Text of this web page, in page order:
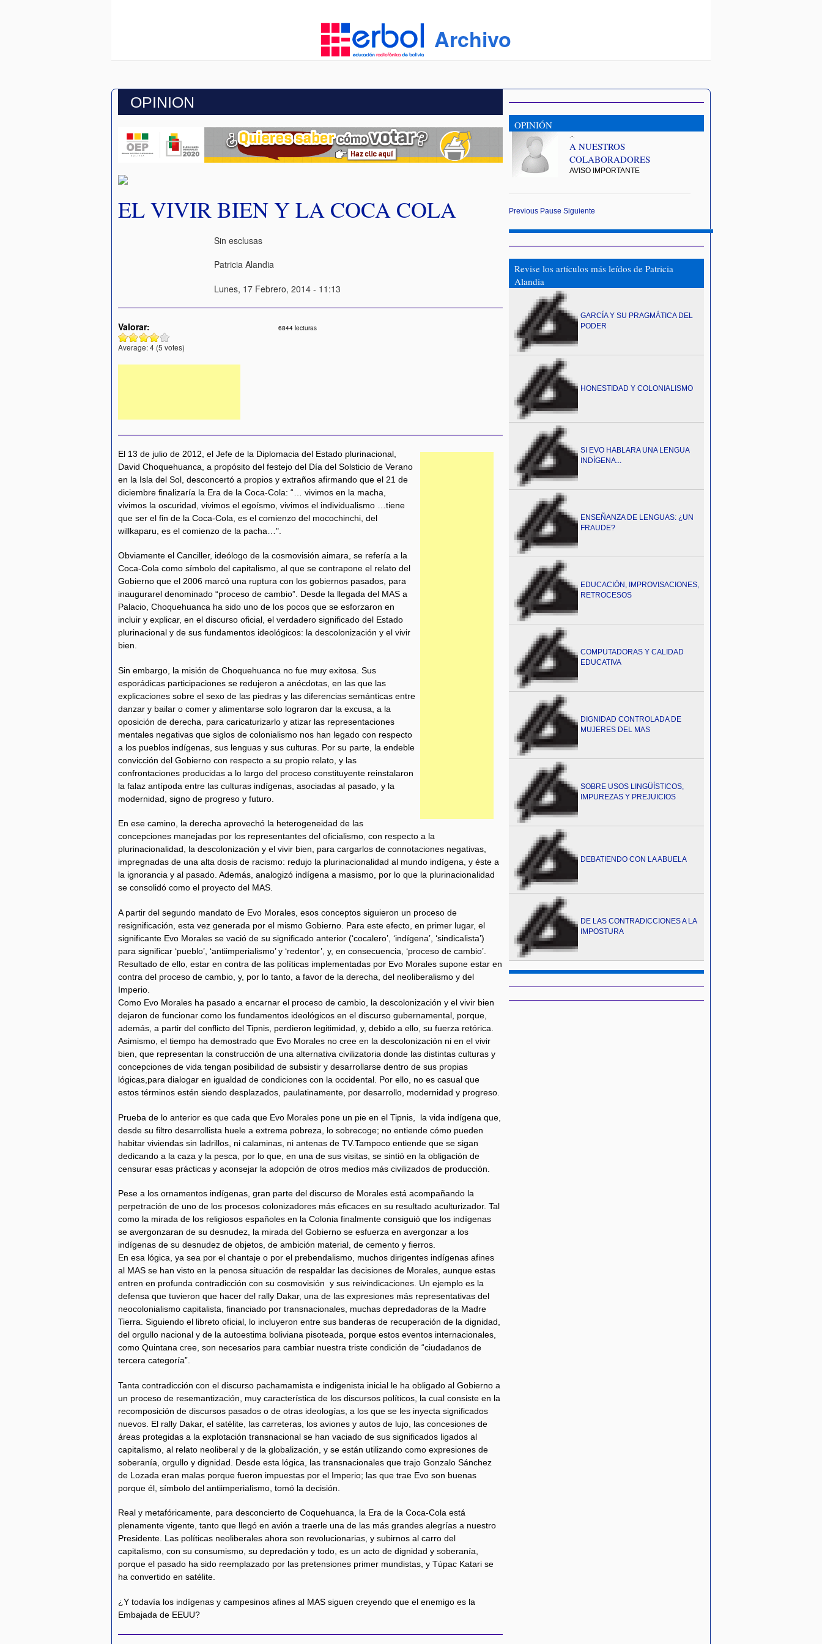
Archivo
OPINION
EL VIVIR BIEN Y LA COCA COLA
Sin esclusas
Patricia Alandia
Lunes, 17 Febrero, 2014 - 11:13
Valorar:
Average:4 (5 votes)
6844 lecturas
El 13 de julio de 2012, el Jefe de la Diplomacia del Estado plurinacional,
David Choquehuanca, a propósito del festejo del Día del Solsticio de Verano
en la Isla del Sol, desconcertó a propios y extraños afirmando que el 21 de
diciembre finalizaría la Era de la Coca-Cola: “… vivimos en la macha,
vivimos la oscuridad, vivimos el egoísmo, vivimos el individualismo …tiene
que ser el fin de la Coca-Cola, es el comienzo del mocochinchi, del
willkaparu, es el comienzo de la pacha…".
Obviamente el Canciller, ideólogo de la cosmovisión aimara, se refería a la
Coca-Cola como símbolo del capitalismo, al que se contrapone el relato del
Gobierno que el 2006 marcó una ruptura con los gobiernos pasados, para
inaugurarel denominado “proceso de cambio”. Desde la llegada del MAS a
Palacio, Choquehuanca ha sido uno de los pocos que se esforzaron en
incluir y explicar, en el discurso oficial, el verdadero significado del Estado
plurinacional y de sus fundamentos ideológicos: la descolonización y el vivir
bien.
Sin embargo, la misión de Choquehuanca no fue muy exitosa. Sus
esporádicas participaciones se redujeron a anécdotas, en las que las
explicaciones sobre el sexo de las piedras y las diferencias semánticas entre
danzar y bailar o comer y alimentarse solo lograron dar la excusa, a la
oposición de derecha, para caricaturizarlo y atizar las representaciones
mentales negativas que siglos de colonialismo nos han legado con respecto
a los pueblos indígenas, sus lenguas y sus culturas. Por su parte, la endeble
convicción del Gobierno con respecto a su propio relato, y las
confrontaciones producidas a lo largo del proceso constituyente reinstalaron
la falaz antípoda entre las culturas indígenas, asociadas al pasado, y la
modernidad, signo de progreso y futuro.
En ese camino, la derecha aprovechó la heterogeneidad de las
concepciones manejadas por los representantes del oficialismo, con respecto a la
plurinacionalidad, la descolonización y el vivir bien, para cargarlos de connotaciones negativas,
impregnadas de una alta dosis de racismo: redujo la plurinacionalidad al mundo indígena, y éste a
la ignorancia y al pasado. Además, analogizó indígena a masismo, por lo que la plurinacionalidad
se consolidó como el proyecto del MAS.
A partir del segundo mandato de Evo Morales, esos conceptos siguieron un proceso de
resignificación, esta vez generada por el mismo Gobierno. Para este efecto, en primer lugar, el
significante Evo Morales se vació de su significado anterior (‘cocalero’, ‘indígena’, ‘sindicalista’)
para significar ‘pueblo’, ‘antiimperialismo’ y ‘redentor’, y, en consecuencia, ‘proceso de cambio’.
Resultado de ello, estar en contra de las políticas implementadas por Evo Morales supone estar en
contra del proceso de cambio, y, por lo tanto, a favor de la derecha, del neoliberalismo y del
Imperio.
Como Evo Morales ha pasado a encarnar el proceso de cambio, la descolonización y el vivir bien
dejaron de funcionar como los fundamentos ideológicos en el discurso gubernamental, porque,
además, a partir del conflicto del Tipnis, perdieron legitimidad, y, debido a ello, su fuerza retórica.
Asimismo, el tiempo ha demostrado que Evo Morales no cree en la descolonización ni en el vivir
bien, que representan la construcción de una alternativa civilizatoria donde las distintas culturas y
concepciones de vida tengan posibilidad de subsistir y desarrollarse dentro de sus propias
lógicas,para dialogar en igualdad de condiciones con la occidental. Por ello, no es casual que
estos términos estén siendo desplazados, paulatinamente, por desarrollo, modernidad y progreso.
Prueba de lo anterior es que cada que Evo Morales pone un pie en el Tipnis, la vida indígena que,
desde su filtro desarrollista huele a extrema pobreza, lo sobrecoge; no entiende cómo pueden
habitar viviendas sin ladrillos, ni calaminas, ni antenas de TV.Tampoco entiende que se sigan
dedicando a la caza y la pesca, por lo que, en una de sus visitas, se sintió en la obligación de
censurar esas prácticas y aconsejar la adopción de otros medios más civilizados de producción.
Pese a los ornamentos indígenas, gran parte del discurso de Morales está acompañando la
perpetración de uno de los procesos colonizadores más eficaces en su resultado aculturizador. Tal
como la mirada de los religiosos españoles en la Colonia finalmente consiguió que los indígenas
se avergonzaran de su desnudez, la mirada del Gobierno se esfuerza en avergonzar a los
indígenas de su desnudez de objetos, de ambición material, de cemento y fierros.
En esa lógica, ya sea por el chantaje o por el prebendalismo, muchos dirigentes indígenas afines
al MAS se han visto en la penosa situación de respaldar las decisiones de Morales, aunque estas
entren en profunda contradicción con su cosmovisión y sus reivindicaciones. Un ejemplo es la
defensa que tuvieron que hacer del rally Dakar, una de las expresiones más representativas del
neocolonialismo capitalista, financiado por transnacionales, muchas depredadoras de la Madre
Tierra. Siguiendo el libreto oficial, lo incluyeron entre sus banderas de recuperación de la dignidad,
del orgullo nacional y de la autoestima boliviana pisoteada, porque estos eventos internacionales,
como Quintana cree, son necesarios para cambiar nuestra triste condición de “ciudadanos de
tercera categoría”.
Tanta contradicción con el discurso pachamamista e indigenista inicial le ha obligado al Gobierno a
un proceso de resemantización, muy característica de los discursos políticos, la cual consiste en la
recomposición de discursos pasados o de otras ideologías, a los que se les inyecta significados
nuevos. El rally Dakar, el satélite, las carreteras, los aviones y autos de lujo, las concesiones de
áreas protegidas a la explotación transnacional se han vaciado de sus significados ligados al
capitalismo, al relato neoliberal y de la globalización, y se están utilizando como expresiones de
soberanía, orgullo y dignidad. Desde esta lógica, las transnacionales que trajo Gonzalo Sánchez
de Lozada eran malas porque fueron impuestas por el Imperio; las que trae Evo son buenas
porque él, símbolo del antiimperialismo, tomó la decisión.
Real y metafóricamente, para desconcierto de Coquehuanca, la Era de la Coca-Cola está
plenamente vigente, tanto que llegó en avión a traerle una de las más grandes alegrías a nuestro
Presidente. Las políticas neoliberales ahora son revolucionarias, y subirnos al carro del
capitalismo, con su consumismo, su depredación y todo, es un acto de dignidad y soberanía,
porque el pasado ha sido reemplazado por las pretensiones primer mundistas, y Túpac Katari se
ha convertido en satélite.
¿Y todavía los indígenas y campesinos afines al MAS siguen creyendo que el enemigo es la
Embajada de EEUU?
OPINIÓN
.-.
A NUESTROS
COLABORADORES
AVISO IMPORTANTE
Previous Pause Siguiente
Revise los artículos más leídos de Patricia
Alandia
GARCÍA Y SU PRAGMÁTICA DEL
PODER
HONESTIDAD Y COLONIALISMO
SI EVO HABLARA UNA LENGUA
INDÍGENA...
ENSEÑANZA DE LENGUAS: ¿UN
FRAUDE?
EDUCACIÓN, IMPROVISACIONES,
RETROCESOS
COMPUTADORAS Y CALIDAD
EDUCATIVA
DIGNIDAD CONTROLADA DE
MUJERES DEL MAS
SOBRE USOS LINGÜÍSTICOS,
IMPUREZAS Y PREJUICIOS
DEBATIENDO CON LA ABUELA
DE LAS CONTRADICCIONES A LA
IMPOSTURA